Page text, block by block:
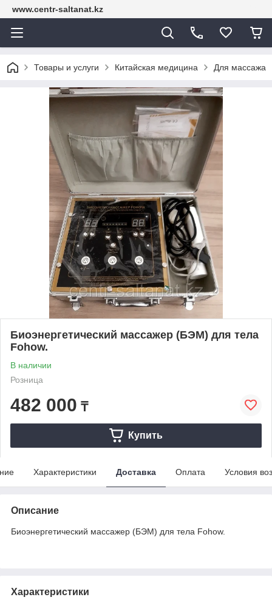
www.centr-saltanat.kz
Товары и услуги Китайская медицина Для массажа
Биоэнергетический массажер (БЭМ) для тела
Fohow.
В наличии
Розница
482 000 ₸
Купить
Характеристики Доставка Оплата Условия
Описание
Биоэнергетический массажер (БЭМ) для тела Fohow.
Характеристики